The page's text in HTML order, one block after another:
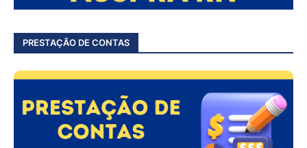
PRESTAÇÃO DE CONTAS